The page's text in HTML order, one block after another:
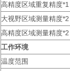
高精度区域重复精度*1
大视野区域测量精度*2
高精度区域测量精度*2
工作环境
温度范围